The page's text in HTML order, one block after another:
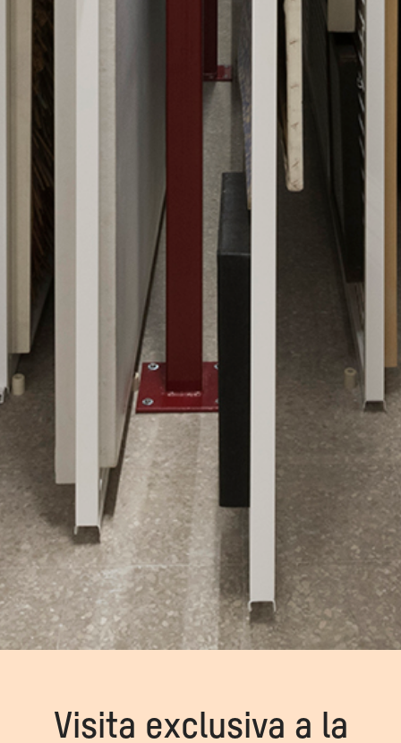
Visita exclusiva a la